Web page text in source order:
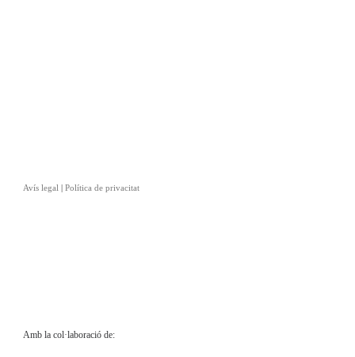
Avís legal Política de privacitat
Amb la col·laboració de: